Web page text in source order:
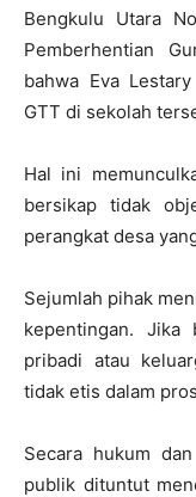
Bengkulu Utara
Pemberhentian
bahwa Eva
GTT di sekolah
Hal ini
bersikap tidak
perangkat desa
Sejumlah pihak
kepentingan. Jika
pribadi atau
tidak etis dalam
Secara hukum
publik dituntut